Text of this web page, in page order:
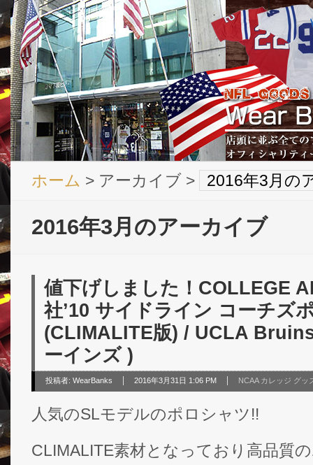
ホーム > アーカイブ > 2016年3月の
2016年3月のアーカイブ
値下げしました！COLLEGE
社’10 サイドライン コーチズ
(CLIMALITE版) / UCLA
ーインズ )
投稿者: WearBanks 2016年3月31日 1:06 PM NCAA カレッジ グッ
人気のSLモデルのポロシャツ!!
CLIMALITE素材となっており高品質